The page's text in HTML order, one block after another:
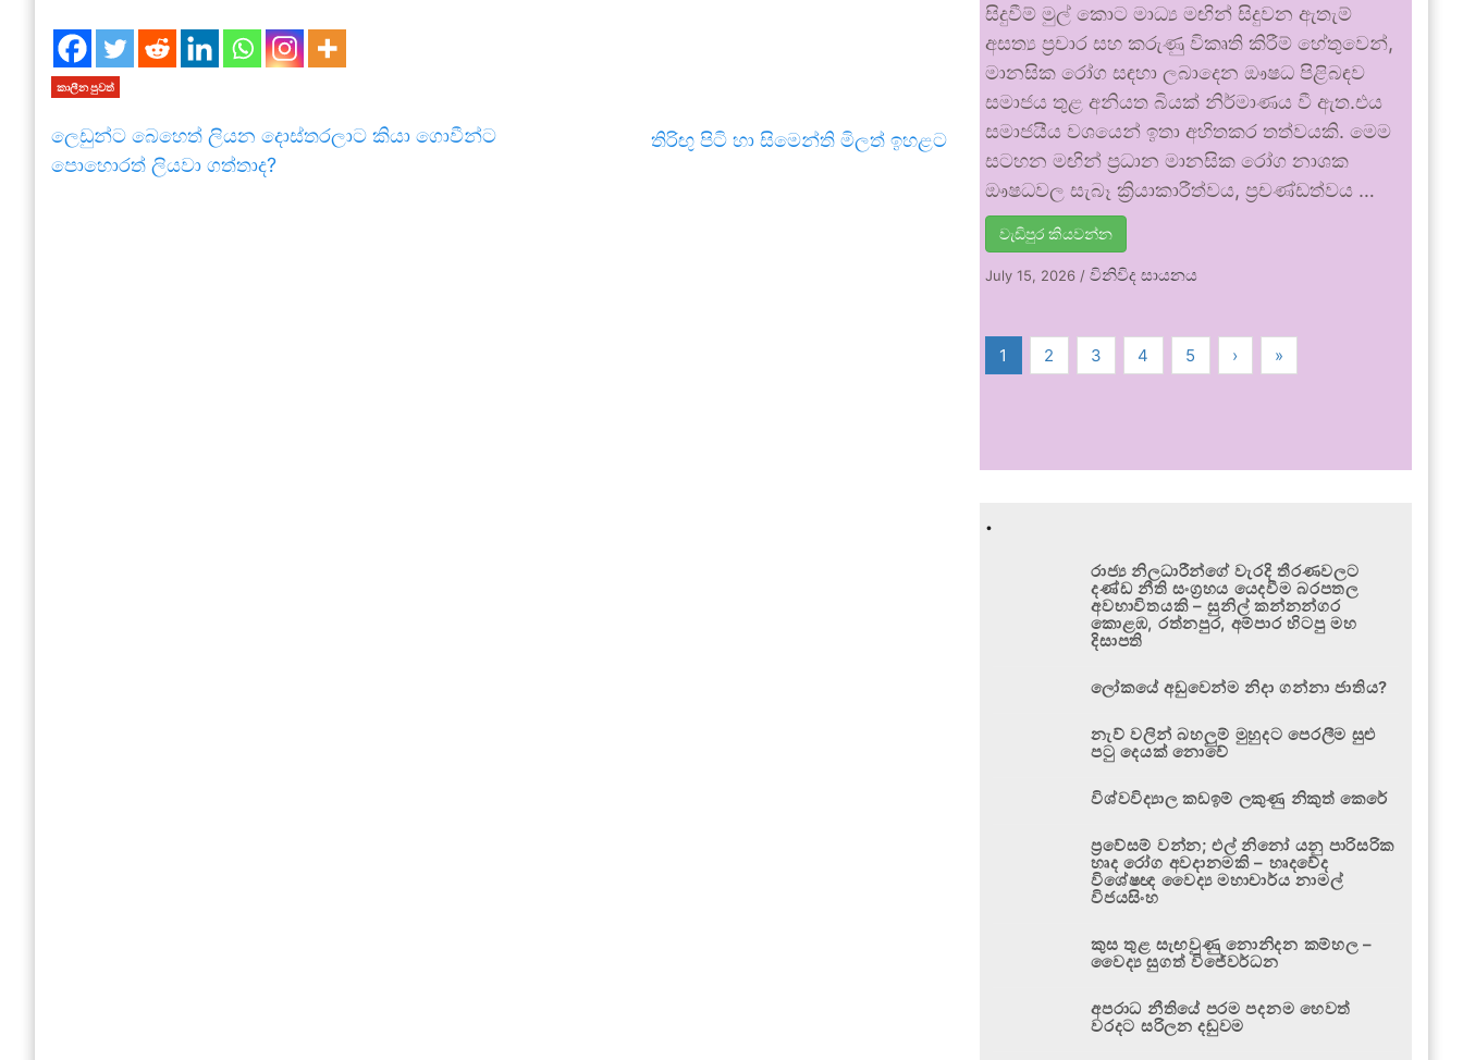
කාලීන පුවත්
ලෙඩුන්ට බෙහෙත් ලියන දොස්තරලාට කියා ගොවීන්ට
පොහොරත් ලියවා ගත්තාද?
තිරිඟු පිටි හා සිමෙන්ති මිලත් ඉහළට
සිදුවීම් මුල් කොට මාධ්‍ය මඟින් සිදුවන ඇතැම්
අසත්‍ය ප්‍රචාර සහ කරුණු විකෘති කිරීම් හේතුවෙන්,
මානසික රෝග සඳහා ලබාදෙන ඖෂධ පිළිබඳව
සමාජය තුළ අනියත බියක් නිර්මාණය වී ඇත.එය
සමාජයීය වශයෙන් ඉතා අහිතකර තත්වයකි. මෙම
සටහන මඟින් ප්‍රධාන මානසික රෝග නාශක
ඖෂධවල සැබෑ ක්‍රියාකාරීත්වය, ප්‍රචණ්ඩත්වය …
වැඩිපුර කියවන්න
July 15, 2026 /විනිවිද සායනය
1 2 3 4 5 › »
.
රාජ්‍ය නිලධාරීන්ගේ වැරදි තීරණවලට
දණ්ඩ නීති සංග්‍රහය යෙදවීම බරපතල
අවභාවිතයකි – සුනිල් කන්නන්ගර
කොළඹ, රත්නපුර, අම්පාර හිටපු මහ
දිසාපති
ලෝකයේ අඩුවෙන්ම නිදා ගන්නා ජාතිය?
නැව් වලින් බහලුම් මුහුදට පෙරලීම සුළු
පටු දෙයක් නොවේ
විශ්වවිද්‍යාල කඩඉම් ලකුණු නිකුත් කෙරේ
ප්‍රවේසම් වන්න; එල් නිනෝ යනු පාරිසරික
හෘද රෝග අවදානමකි – හෘදවේද
විශේෂඥ වෛද්‍ය මහාචාර්ය නාමල්
විජයසිංහ
කුස තුළ සැඟවුණු නොනිදන කම්හල –
වෛද්‍ය සුගත් විජේවර්ධන
අපරාධ නීතියේ පරම පදනම හෙවත්
වරදට සරිලන දඬුවම